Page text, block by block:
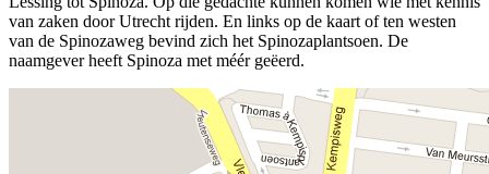
van zaken door Utrecht rijden. En links op de kaart of ten westen
van de Spinozaweg bevind zich het Spinozaplantsoen. De
naamgever heeft Spinoza met méér geëerd.